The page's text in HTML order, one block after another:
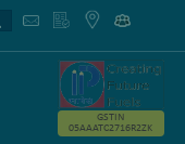
GSTIN
05AAATC2716R2ZK